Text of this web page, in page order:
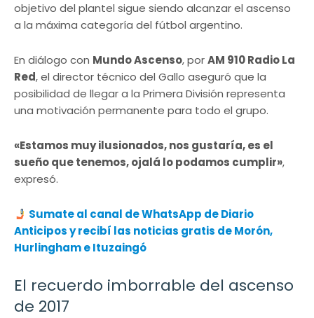
objetivo del plantel sigue siendo alcanzar el ascenso
a la máxima categoría del fútbol argentino.
En diálogo con Mundo Ascenso, porAM 910 Radio La
Red, el director técnico del Gallo aseguró que la
posibilidad de llegar a la Primera División representa
una motivación permanente para todo el grupo.
«Estamos muy ilusionados, nos gustaría, es el
sueño que tenemos, ojalá lo podamos cumplir»,
expresó.
Sumate al canal de WhatsApp de Diario
Anticipos y recibí las noticias gratis de Morón,
Hurlingham e Ituzaingó
El recuerdo imborrable del ascenso
de 2017